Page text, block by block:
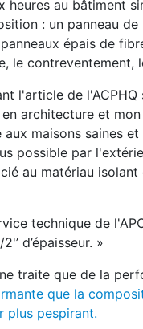
au bâtiment
: un panneau
épais de
le
l'article de
architecture et
maisons saines
possible par
au matériau
technique de
d’épaisseur. »
traite que de la
que la
plus pespirant.